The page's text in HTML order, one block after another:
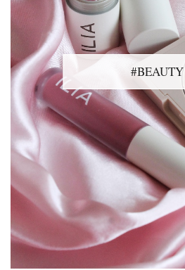
#BEAUTY